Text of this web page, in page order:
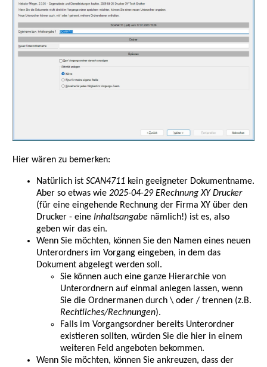
Hier wären zu bemerken:
Natürlich ist SCAN4711 kein geeigneter Dokumentname.
Aber so etwas wie 2025-04-29 ERechnung XY Drucker
(für eine eingehende Rechnung der Firma XY über den
Drucker - eine Inhaltsangabe nämlich!) ist es, also
geben wir das ein.
Wenn Sie möchten, können Sie den Namen eines neuen
Unterordners im Vorgang eingeben, in dem das
Dokument abgelegt werden soll.
Sie können auch eine ganze Hierarchie von
Unterordnern auf einmal anlegen lassen, wenn
Sie die Ordnermanen durch \ oder / trennen (z.B.
Rechtliches/Rechnungen).
Falls im Vorgangsordner bereits Unterordner
existieren sollten, würden Sie die hier in einem
weiteren Feld angeboten bekommen.
Wenn Sie möchten, können Sie ankreuzen, dass der